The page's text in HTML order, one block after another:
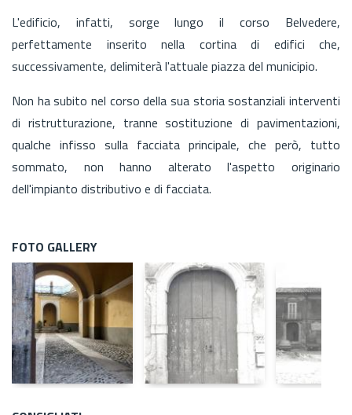
L'edificio, infatti, sorge lungo il corso Belvedere,
perfettamente inserito nella cortina di edifici che,
successivamente, delimiterà l'attuale piazza del municipio.
Non ha subito nel corso della sua storia sostanziali interventi
di ristrutturazione, tranne sostituzione di pavimentazioni,
qualche infisso sulla facciata principale, che però, tutto
sommato, non hanno alterato l'aspetto originario
dell'impianto distributivo e di facciata.
FOTO GALLERY